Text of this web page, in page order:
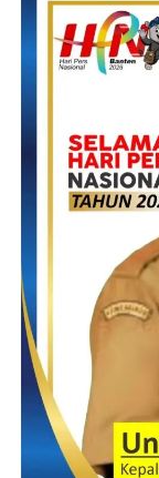
“Dalam
bergotong royong
program TMMD
dimanfaatkan dan
panjang, dan
kemanunggalan
Post Views: